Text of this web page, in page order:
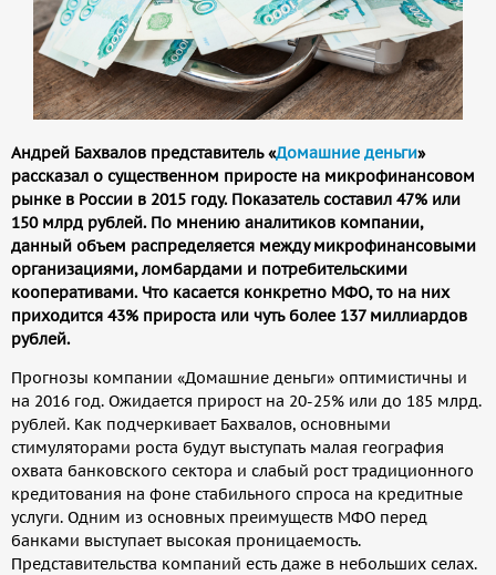
Андрей Бахвалов представитель «Домашние деньги»
рассказал о существенном приросте на микрофинансовом
рынке в России в 2015 году. Показатель составил 47% или
150 млрд рублей. По мнению аналитиков компании,
данный объем распределяется между микрофинансовыми
организациями, ломбардами и потребительскими
кооперативами. Что касается конкретно МФО, то на них
приходится 43% прироста или чуть более 137 миллиардов
рублей.
Прогнозы компании «Домашние деньги» оптимистичны и
на 2016 год. Ожидается прирост на 20-25% или до 185 млрд.
рублей. Как подчеркивает Бахвалов, основными
стимуляторами роста будут выступать малая география
охвата банковского сектора и слабый рост традиционного
кредитования на фоне стабильного спроса на кредитные
услуги. Одним из основных преимуществ МФО перед
банками выступает высокая проницаемость.
Представительства компаний есть даже в небольших селах.